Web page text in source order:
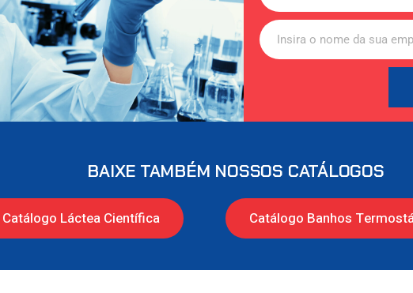
BAIXE TAMBÉM NOSSOS CATÁLOGOS
Catálogo Láctea Científica Catálogo Banhos